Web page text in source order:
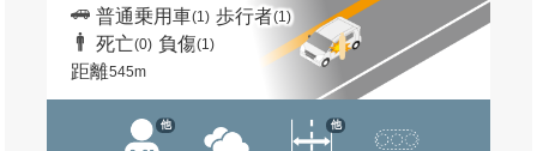
普通乗用車(1) 歩行者(1)
死亡(0) 負傷(1)
距離545m
他 他